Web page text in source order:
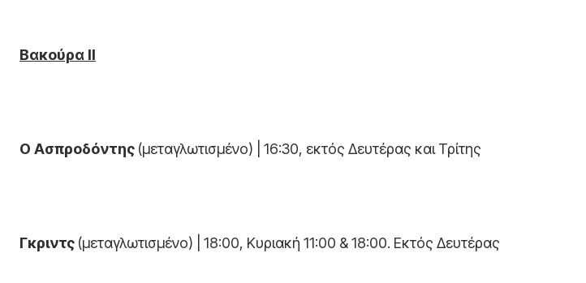
Βακούρα ΙΙ
Ο Ασπροδόντης (μεταγλωτισμένο) | 16:30, εκτός Δευτέρας και Τρίτης
Γκριντς (μεταγλωτισμένο) | 18:00, Κυριακή 11:00 & 18:00. Εκτός Δευτέρας